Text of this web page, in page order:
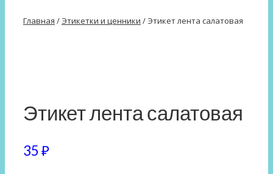
Главная / Этикетки и ценники / Этикет лента салатовая
Этикет лента салатовая
35 ₽